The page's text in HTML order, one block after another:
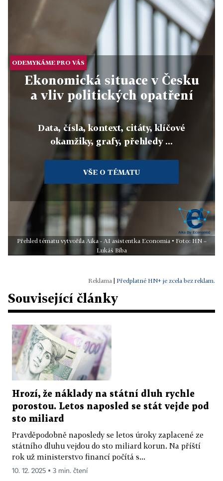
ODEMYKÁME PRO VÁS
Ekonomická situace v Česku
a vliv politických opatření
Data, čísla, kontext, citáty, klíčové
okamžiky, grafy, přehledy ...
VŠE O TÉMATU
Přehled tématu vytvořila Aika - AI asistentka Economia • Foto: HN –
Lukáš Bíba
| Předplatné HN+ je zcela bez reklam.
Související články
Hrozí, že náklady na státní dluh rychle
porostou. Letos naposled se stát vejde pod
sto miliard
Pravděpodobně naposledy se letos úroky zaplacené ze
státního dluhu vejdou do sto miliard korun. Na příští
rok už ministerstvo financí počítá s...
10. 12. 2025 ▪ 3 min. čtení